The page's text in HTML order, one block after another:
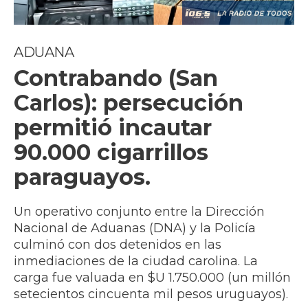
ADUANA
Contrabando (San
Carlos): persecución
permitió incautar
90.000 cigarrillos
paraguayos.
Un operativo conjunto entre la Dirección
Nacional de Aduanas (DNA) y la Policía
culminó con dos detenidos en las
inmediaciones de la ciudad carolina. La
carga fue valuada en $U 1.750.000 (un millón
setecientos cincuenta mil pesos uruguayos).